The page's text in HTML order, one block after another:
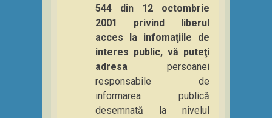
544 din 12 octombrie
2001 privind liberul
acces la infomaţiile de
interes public, vă puteţi
adresa persoanei
responsabile de
informarea publică
desemnată la nivelul